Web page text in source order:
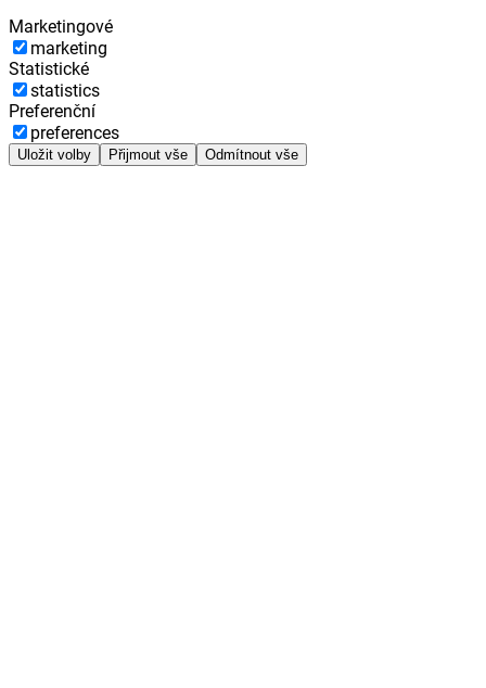
Marketingové
marketing
Statistické
statistics
Preferenční
preferences
Uložit volby Přijmout vše Odmítnout vše